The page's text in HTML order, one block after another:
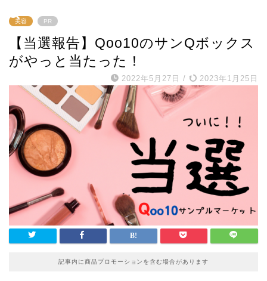
美容 PR
【当選報告】Qoo10のサンQボックス
がやっと当たった！
2022年5月27日 / 2023年1月25日
記事内に商品プロモーションを含む場合があります